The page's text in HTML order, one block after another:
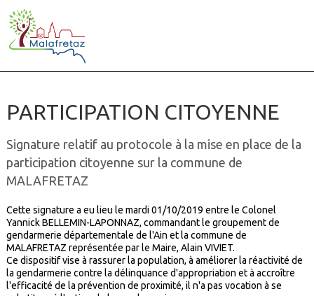
PARTICIPATION CITOYENNE
Signature relatif au protocole à la mise en place de la
participation citoyenne sur la commune de
MALAFRETAZ
Cette signature a eu lieu le mardi 01/10/2019 entre le Colonel
Yannick BELLEMIN-LAPONNAZ, commandant le groupement de
gendarmerie départementale de l'Ain et la commune de
MALAFRETAZ représentée par le Maire, Alain VIVIET.
Ce dispositif vise à rassurer la population, à améliorer la réactivité de
la gendarmerie contre la délinquance d'appropriation et à accroître
l'efficacité de la prévention de proximité, il n'a pas vocation à se